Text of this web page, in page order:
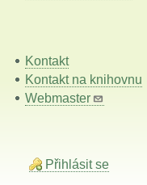
Kontakt
Kontakt na knihovnu
Webmaster
Přihlásit se